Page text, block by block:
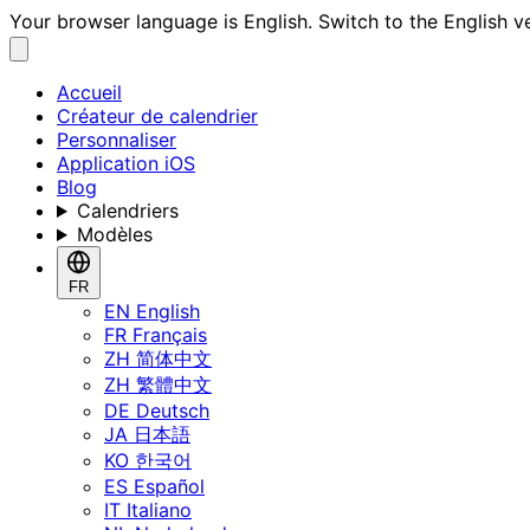
Your browser language is English. Switch to the English
Accueil
Créateur de calendrier
Personnaliser
Application iOS
Blog
Calendriers
Modèles
FR
EN English
FR Français
ZH 简体中文
ZH 繁體中文
DE Deutsch
JA 日本語
KO 한국어
ES Español
IT Italiano